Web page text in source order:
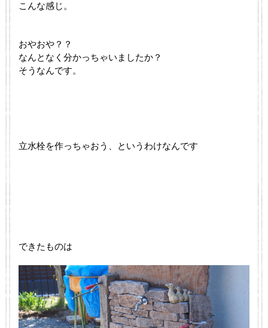
こんな感じ。
おやおや？？
なんとなく分かっちゃいましたか？
そうなんです。
立水栓を作っちゃおう、というわけなんです
できたものは